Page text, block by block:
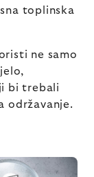
toplinska
ne samo
bi trebali
održavanje.